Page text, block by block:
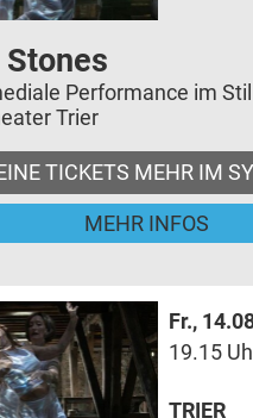
Performance im
Trier
TICKETS MEHR IM
MEHR INFOS
Fr.,
19.15
TRIER